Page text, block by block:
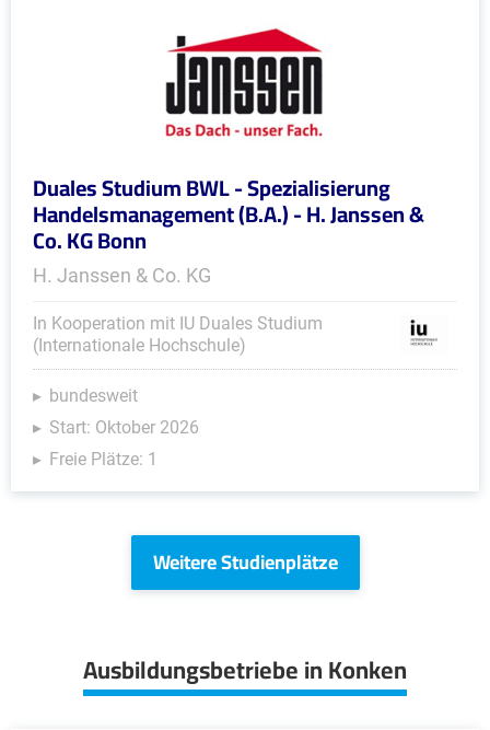
Duales Studium BWL - Spezialisierung
Handelsmanagement (B.A.) - H. Janssen &
Co. KG Bonn
H. Janssen & Co. KG
In Kooperation mit IU Duales Studium
(Internationale Hochschule)
bundesweit
Start: Oktober 2026
Freie Plätze: 1
Weitere Studienplätze
Ausbildungsbetriebe in Konken